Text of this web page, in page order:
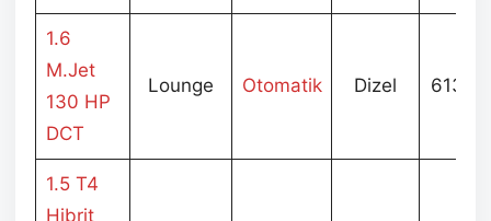
1.6
M.Jet
130 HP
DCT
Lounge Otomatik Dizel
1.5 T4
Hibrit